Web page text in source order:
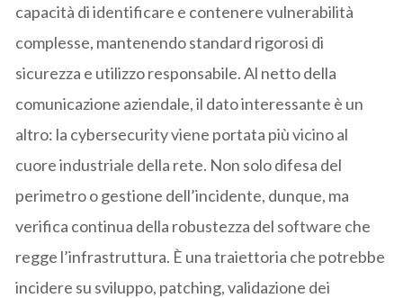
capacità di identificare e contenere vulnerabilità
complesse, mantenendo standard rigorosi di
sicurezza e utilizzo responsabile. Al netto della
comunicazione aziendale, il dato interessante è un
altro: la cybersecurity viene portata più vicino al
cuore industriale della rete. Non solo difesa del
perimetro o gestione dell’incidente, dunque, ma
verifica continua della robustezza del software che
regge l’infrastruttura. È una traiettoria che potrebbe
incidere su sviluppo, patching, validazione dei